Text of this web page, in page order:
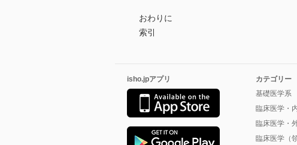
おわりに
索引
isho.jpアプリ
カテゴリー
基礎医学系
臨床医学・
臨床医学・
臨床医学（